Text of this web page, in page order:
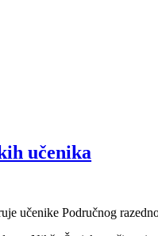
učenika
učenike Područnog